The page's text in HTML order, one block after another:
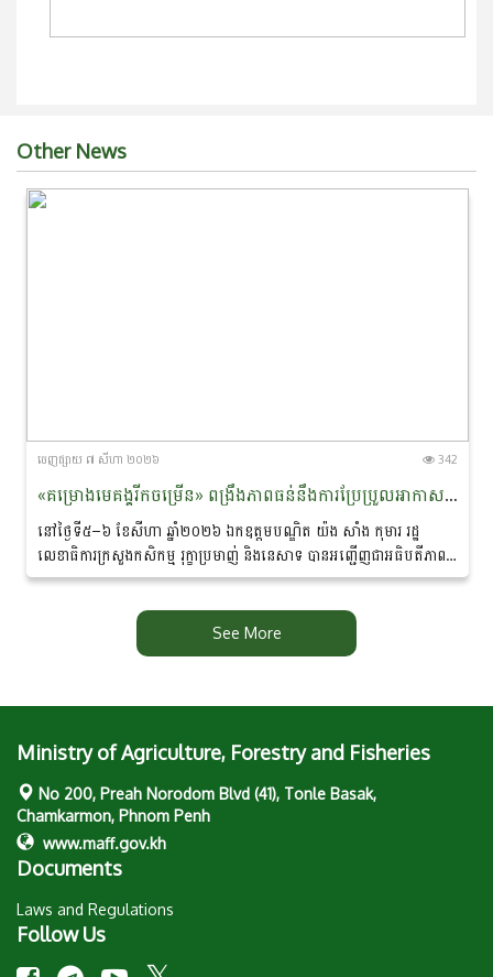
Other News
ចេញ​ផ្សាយ​ ៧ សីហា ២០២៦ 342
«គម្រោងមេគង្គរីកចម្រើន» ពង្រឹងភាពធន់នឹងការប្រែប្រួល​អាកាស​​ធាតុ និងលើកកម្ពស់ជីវភាពសហគមន៍ជនជាតិភាគតិច នៅខេត្តរតនគិរី និងមណ្ឌលគិរី
នៅថ្ងៃទី៥–៦ ខែសីហា ឆ្នាំ២០២៦ ឯកឧត្ដមបណ្ឌិត យ៉ង សាំង កុមារ រដ្ឋ
លេខាធិការក្រសួងកសិកម្ម រុក្ខាប្រមាញ់ និងនេសាទ បាន​អញ្ជើញជាអធិបតីភាពដ៏
ខ្ពង់ខ្ពស់ក្នុង «សិក្ខាសាលាឆ្លុះ​បញ្ចាំង​ការ​សហការគ្នារវាងមន្ត្រីកសិកម្មឃុំ...
See More
Ministry of Agriculture, Forestry and Fisheries
No 200, Preah Norodom Blvd (41), Tonle Basak,
Chamkarmon, Phnom Penh
www.maff.gov.kh
Documents
Laws and Regulations
Follow Us